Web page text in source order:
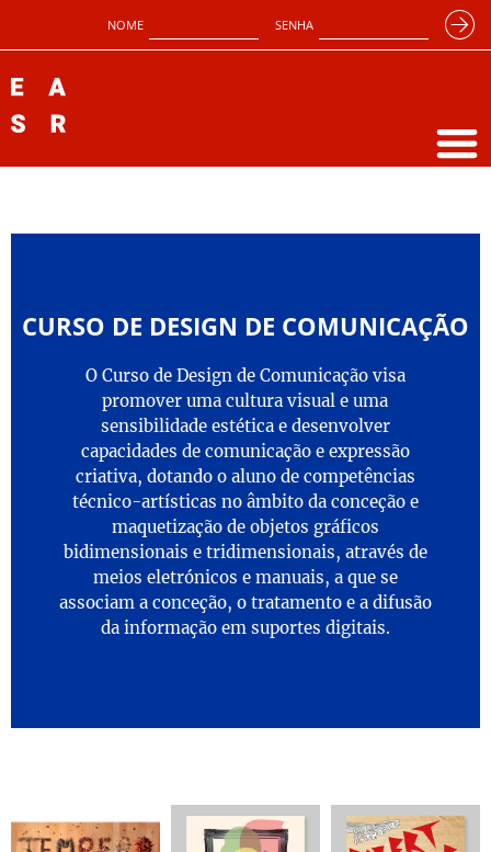
NOME SENHA
CURSO DE DESIGN DE COMUNICAÇÃO
O Curso de Design de Comunicação visa
promover uma cultura visual e uma
sensibilidade estética e desenvolver
capacidades de comunicação e expressão
criativa, dotando o aluno de competências
técnico-artísticas no âmbito da conceção e
maquetização de objetos gráficos
bidimensionais e tridimensionais, através de
meios eletrónicos e manuais, a que se
associam a conceção, o tratamento e a difusão
da informação em suportes digitais.